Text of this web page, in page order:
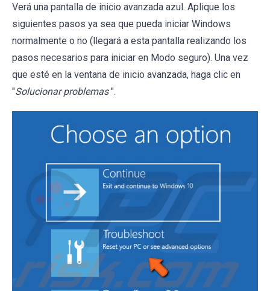
Verá una pantalla de inicio avanzada azul. Aplique los
siguientes pasos ya sea que pueda iniciar Windows
normalmente o no (llegará a esta pantalla realizando los
pasos necesarios para iniciar en Modo seguro). Una vez
que esté en la ventana de inicio avanzada, haga clic en
"Solucionar problemas ".